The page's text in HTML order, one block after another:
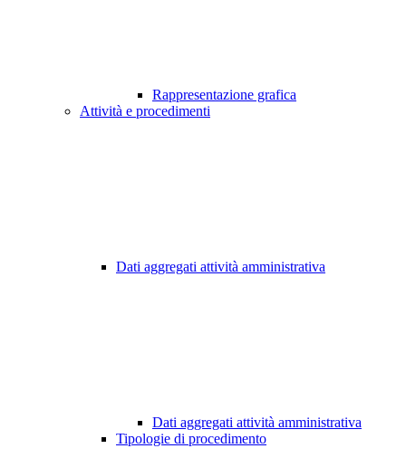
Rappresentazione grafica
Attività e procedimenti
Dati aggregati attività amministrativa
Dati aggregati attività amministrativa
Tipologie di procedimento